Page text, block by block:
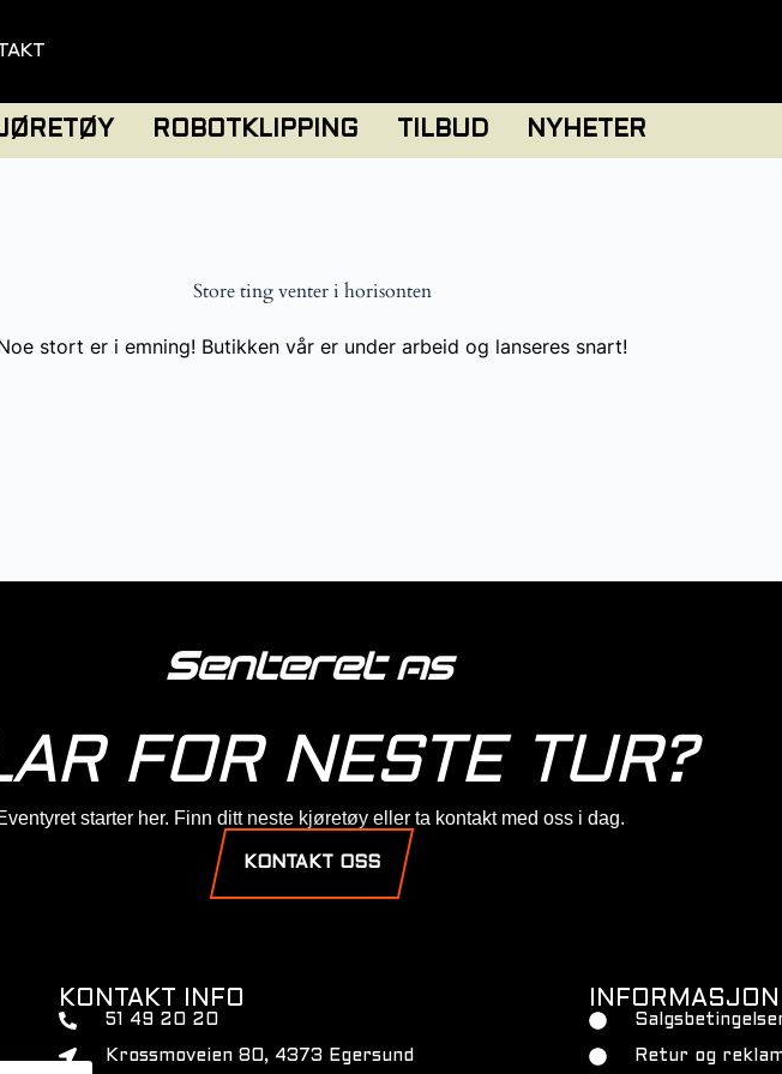
ROBOTKLIPPING TILBUD NYHETER
Store ting venter i horisonten
stort er i emning! Butikken vår er under arbeid og lanseres snart!
FOR NESTE TUR?
starter her. Finn ditt neste kjøretøy eller ta kontakt med oss i dag.
KONTAKT OSS
KONTAKT INFO
51 49 20 20
Krossmoveien 80, 4373 Egersund
INFORMASJON
Retur og